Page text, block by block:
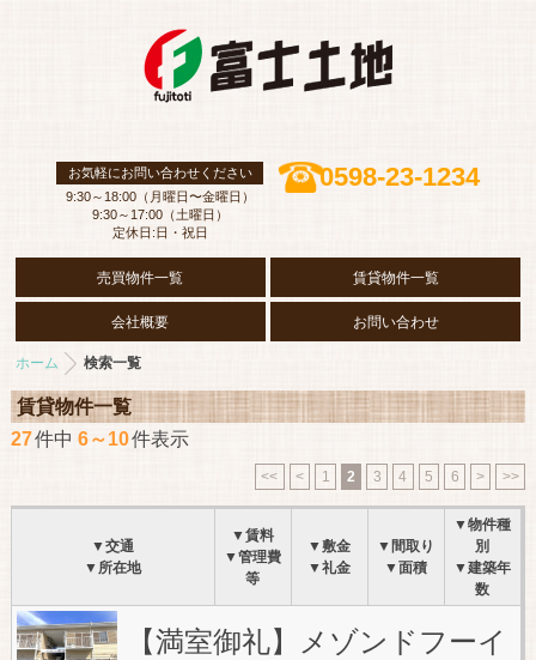
お気軽にお問い合わせください
9:30～18:00（月曜日〜金曜日）
9:30～17:00（土曜日）
定休日:日・祝日
0598-23-1234
売買物件一覧 賃貸物件一覧
会社概要 お問い合わせ
ホーム 検索一覧
賃貸物件一覧
27件中6～10件表示
<< < 1 2 3 4 5 6 > >>
▼交通
▼所在地
▼賃料
▼管理費
等
▼敷金
▼礼金
▼間取り
▼面積
▼物件種
別
▼建築年
数
【満室御礼】メゾンドフーイ